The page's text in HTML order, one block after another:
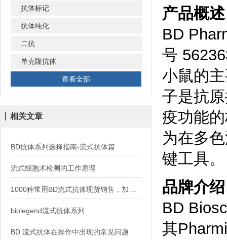
抗体标记
抗体纯化
二抗
单克隆抗体
查看全部
相关文章
BD抗体系列选择指南-流式抗体篇
流式细胞术检测的工作原理
biolegend流式抗体系列
BD 流式抗体在操作中出现的常见问题
产品概
BD
号
小鼠的
子是抗
疫功能
为在多
键工具。
品牌介
BD
其